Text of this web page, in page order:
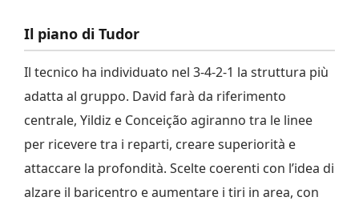
Il piano di Tudor
Il tecnico ha individuato nel 3-4-2-1 la struttura più
adatta al gruppo. David farà da riferimento
centrale, Yildiz e Conceição agiranno tra le linee
per ricevere tra i reparti, creare superiorità e
attaccare la profondità. Scelte coerenti con l’idea di
alzare il baricentro e aumentare i tiri in area, con